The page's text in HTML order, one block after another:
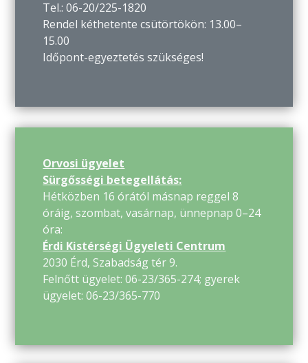
Tel.: 06-20/225-1820
Rendel kéthetente csütörtökön: 13.00–
15.00
Időpont-egyeztetés szükséges!
Orvosi ügyelet
Sürgősségi betegellátás:
Hétközben 16 órától másnap reggel 8
óráig, szombat, vasárnap, ünnepnap 0–24
óra:
Érdi Kistérségi Ügyeleti Centrum
2030 Érd, Szabadság tér 9.
Felnőtt ügyelet: 06-23/365-274; gyerek
ügyelet: 06-23/365-770